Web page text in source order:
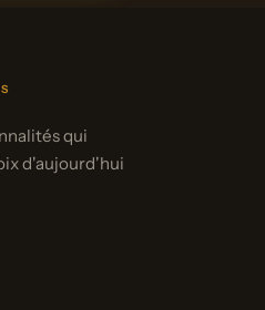
qui
d'aujourd'hui